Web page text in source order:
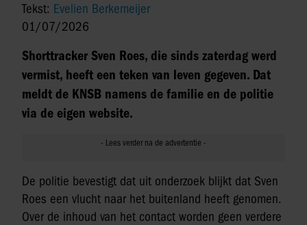
Tekst: Evelien Berkemeijer
01/07/2026
Shorttracker Sven Roes, die sinds zaterdag werd
vermist, heeft een teken van leven gegeven. Dat
meldt de KNSB namens de familie en de politie
via de eigen website.
De politie bevestigt dat uit onderzoek blijkt dat Sven
Roes een vlucht naar het buitenland heeft genomen.
Over de inhoud van het contact worden geen verdere